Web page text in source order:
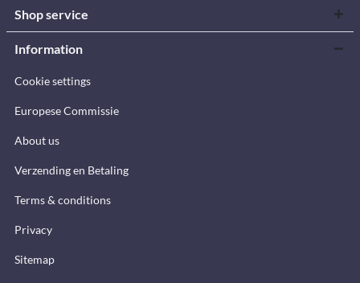
Shop service
Information
Cookie settings
Europese Commissie
About us
Verzending en Betaling
Terms & conditions
Privacy
Sitemap